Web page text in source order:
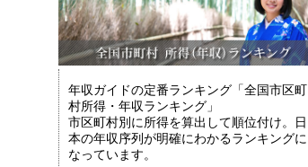
年収ガイドの定番ランキング「全国市区町
村所得・年収ランキング」
市区町村別に所得を算出して順位付け。日
本の年収序列が明確にわかるランキングに
なっています。